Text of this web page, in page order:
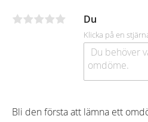
Du
Klicka på en
Bli den första att lämna ett